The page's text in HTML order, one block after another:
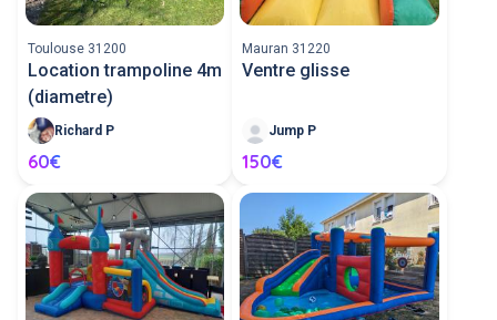
Toulouse 31200
Location trampoline 4m
(diametre)
Richard P
60€
Mauran 31220
Ventre glisse
Jump P
150€